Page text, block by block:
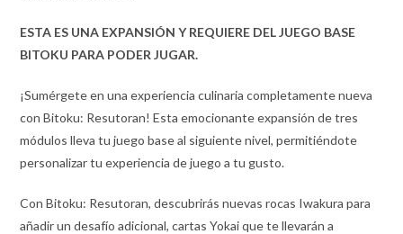
ESTA ES UNA EXPANSIÓN Y REQUIERE DEL JUEGO BASE
BITOKU PARA PODER JUGAR.
¡Sumérgete en una experiencia culinaria completamente nueva
con Bitoku: Resutoran! Esta emocionante expansión de tres
módulos lleva tu juego base al siguiente nivel, permitiéndote
personalizar tu experiencia de juego a tu gusto.
Con Bitoku: Resutoran, descubrirás nuevas rocas Iwakura para
añadir un desafío adicional, cartas Yokai que te llevarán a